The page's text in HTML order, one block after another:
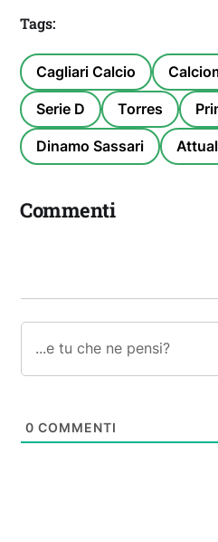
Tags:
Cagliari Calcio
Serie D Torres
Dinamo Sassari
Commenti
0 COMMENTI